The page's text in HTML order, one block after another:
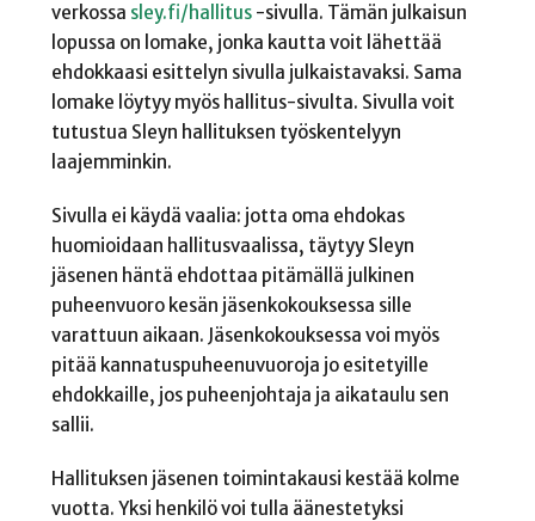
verkossa sley.fi/hallitus-sivulla. Tämän julkaisun
lopussa on lomake, jonka kautta voit lähettää
ehdokkaasi esittelyn sivulla julkaistavaksi. Sama
lomake löytyy myös hallitus-sivulta. Sivulla voit
tutustua Sleyn hallituksen työskentelyyn
laajemminkin.
Sivulla ei käydä vaalia: jotta oma ehdokas
huomioidaan hallitusvaalissa, täytyy Sleyn
jäsenen häntä ehdottaa pitämällä julkinen
puheenvuoro kesän jäsenkokouksessa sille
varattuun aikaan. Jäsenkokouksessa voi myös
pitää kannatuspuheenuvuoroja jo esitetyille
ehdokkaille, jos puheenjohtaja ja aikataulu sen
sallii.
Hallituksen jäsenen toimintakausi kestää kolme
vuotta. Yksi henkilö voi tulla äänestetyksi